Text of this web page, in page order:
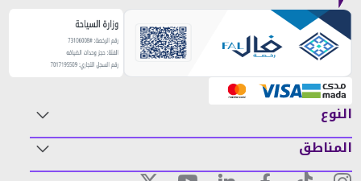
النوع
المناطق